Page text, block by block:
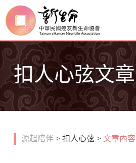
扣人心弦文章
源起陪伴 > 扣人心弦 > 文章內容